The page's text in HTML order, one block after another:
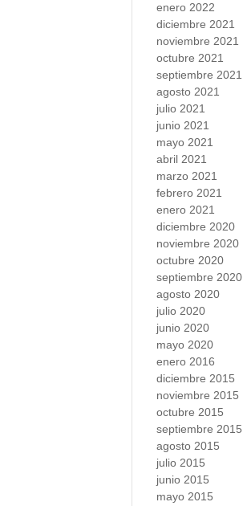
enero 2022
diciembre 2021
noviembre 2021
octubre 2021
septiembre 2021
agosto 2021
julio 2021
junio 2021
mayo 2021
abril 2021
marzo 2021
febrero 2021
enero 2021
diciembre 2020
noviembre 2020
octubre 2020
septiembre 2020
agosto 2020
julio 2020
junio 2020
mayo 2020
enero 2016
diciembre 2015
noviembre 2015
octubre 2015
septiembre 2015
agosto 2015
julio 2015
junio 2015
mayo 2015